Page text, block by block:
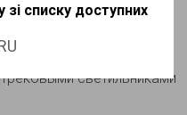
— эстетика без
светильниками
списку доступних